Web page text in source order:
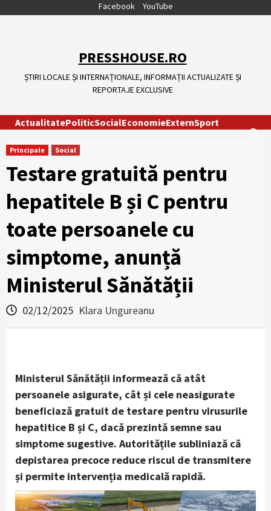
Facebook YouTube
PRESSHOUSE.RO
ȘTIRI LOCALE ȘI INTERNAȚIONALE, INFORMAȚII ACTUALIZATE ȘI
REPORTAJE EXCLUSIVE
ActualitatePoliticSocialEconomieExternSport
Principale Social
Testare gratuită pentru
hepatitele B și C pentru
toate persoanele cu
simptome, anunță
Ministerul Sănătății
02/12/2025 Klara Ungureanu
Ministerul Sănătății informează că atât
persoanele asigurate, cât și cele neasigurate
beneficiază gratuit de testare pentru virusurile
hepatitice B și C, dacă prezintă semne sau
simptome sugestive. Autoritățile subliniază că
depistarea precoce reduce riscul de transmitere
și permite intervenția medicală rapidă.